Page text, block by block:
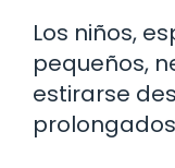
Los niños,
pequeños,
estirarse